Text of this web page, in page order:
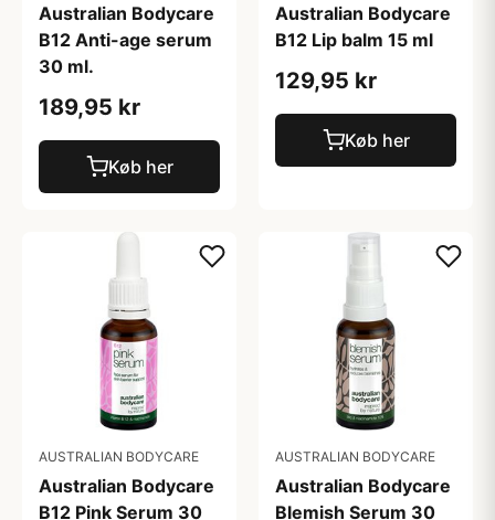
Australian Bodycare
B12 Anti-age serum
30 ml.
189,95 kr
Køb her
Australian Bodycare
B12 Lip balm 15 ml
129,95 kr
Køb her
AUSTRALIAN BODYCARE
Australian Bodycare
B12 Pink Serum 30
AUSTRALIAN BODYCARE
Australian Bodycare
Blemish Serum 30